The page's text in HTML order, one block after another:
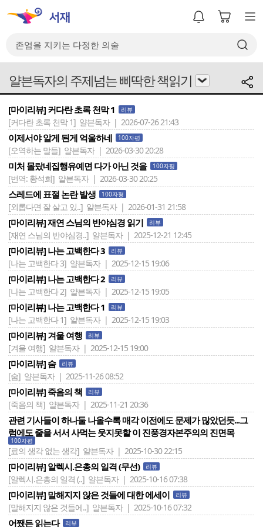
얄븐독자의 주제넘는 삐딱한 책읽기
[마이리뷰] 커다란 초록 천막 1 리뷰
[커다란 초록 천막 1] 얄븐독자 | 2026-07-26 21:43
이제서야 알게 된게 억울하네 100자평
[오역하는 말들] 얄븐독자 | 2026-03-30 20:28
미처 몰랐네집행유예면 다가 아닌 것을 100자평
[번역: 황석희] 얄븐독자 | 2026-03-30 20:25
스레드에 표절 논란 발생 100자평
[외롭다면 잘 살고 있..] 얄븐독자 | 2026-01-31 21:58
[마이리뷰] 재연 스님의 반야심경 읽기 리뷰
[재연 스님의 반야심경..] 얄븐독자 | 2025-12-21 12:45
[마이리뷰] 나는 고백한다 3 리뷰
[나는 고백한다 3] 얄븐독자 | 2025-12-15 19:06
[마이리뷰] 나는 고백한다 2 리뷰
[나는 고백한다 2] 얄븐독자 | 2025-12-15 19:05
[마이리뷰] 나는 고백한다 1 리뷰
[나는 고백한다 1] 얄븐독자 | 2025-12-15 19:03
[마이리뷰] 겨울 여행 리뷰
[겨울 여행] 얄븐독자 | 2025-12-15 19:00
[마이리뷰] 숨 리뷰
[숨] 얄븐독자 | 2025-11-26 08:52
[마이리뷰] 죽음의 책 리뷰
[죽음의 책] 얄븐독자 | 2025-11-21 20:36
관련 기사들이 하나둘 나올수록 매각 이전에도 문제가 많았던듯...그
럼에도 줄을 서서 사먹는 웃지못할 이 진풍경자본주의의 진면목
100자평
[료의 생각 없는 생각] 얄븐독자 | 2025-10-30 22:15
[마이리뷰] 알렉시.은총의 일격 (무선) 리뷰
[알렉시.은총의 일격 (..] 얄븐독자 | 2025-10-16 07:38
[마이리뷰] 말해지지 않은 것들에 대한 에세이 리뷰
[말해지지 않은 것들에..] 얄븐독자 | 2025-10-16 07:32
어쨌든 읽는다 리뷰